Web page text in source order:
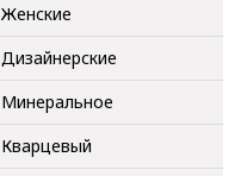
Женские
Дизайнерские
Минеральное
Кварцевый